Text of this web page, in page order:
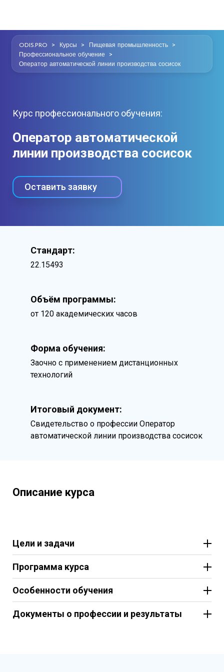
ODIS.PRO > Курсы > Пищевая промышленность >
Профессиональное обучение >
Оператор автоматической линии производства сосисок
Курс профессионального обучения:
Оператор автоматической
линии производства сосисок
Оставить заявку
Стандарт:
22.15493
Объём программы:
от 120 академических часов
Форма обучения:
Заочно с применением дистанционных
технологий
Итоговый документ:
Свидетельство о профессии Оператор
автоматической линии производства сосисок
Описание курса
Цели и задачи
Программа курса
Особенности обучения
Документы о профессии и результаты